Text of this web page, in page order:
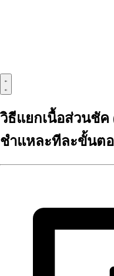
วิธีแยกเนื้อส่วนชัค
ชำแหละทีละขั้นต